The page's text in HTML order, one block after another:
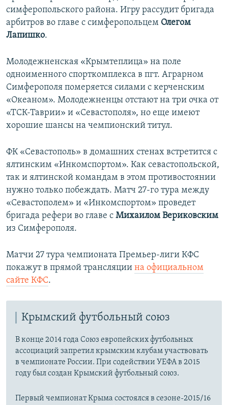
симферопольского района. Игру рассудит бригада
арбитров во главе с симферопольцем Олегом
Лапишко.
Молодежненская «Крымтеплица» на поле
одноименного спорткомплекса в пгт. Аграрном
Симферополя померяется силами с керченским
«Океаном». Молодежненцы отстают на три очка от
«ТСК-Таврии» и «Севастополя», но еще имеют
хорошие шансы на чемпионский титул.
ФК «Севастополь» в домашних стенах встретится с
ялтинским «Инкомспортом». Как севастопольской,
так и ялтинской командам в этом противостоянии
нужно только побеждать. Матч 27-го тура между
«Севастополем» и «Инкомспортом» проведет
бригада рефери во главе с Михаилом Вериковским
из Симферополя.
Матчи 27 тура чемпионата Премьер-лиги КФС
покажут в прямой трансляции на официальном
сайте КФС.
Крымский футбольный союз
В конце 2014 года Союз европейских футбольных
ассоциаций запретил крымским клубам участвовать
в чемпионате России. При содействии УЕФА в 2015
году был создан Крымский футбольный союз.
Первый чемпионат Крыма состоялся в сезоне-2015/16